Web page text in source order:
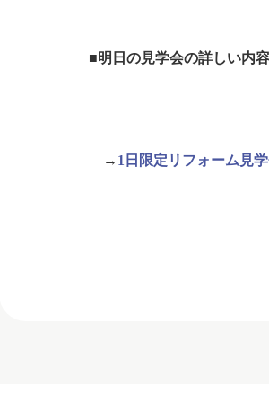
■明日の見学会の詳しい内
→ 1日限定リフォーム見学